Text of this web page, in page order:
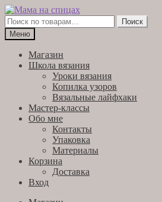
Перейти
к
навигации
Перейти
к
содержимому
Искать:
Поиск
Меню
Магазин
Школа вязания
Уроки вязания
Копилка узоров
Вязальные лайфхаки
Мастер-классы
Обо мне
Контакты
Упаковка
Материалы
Корзина
Доставка
Вход